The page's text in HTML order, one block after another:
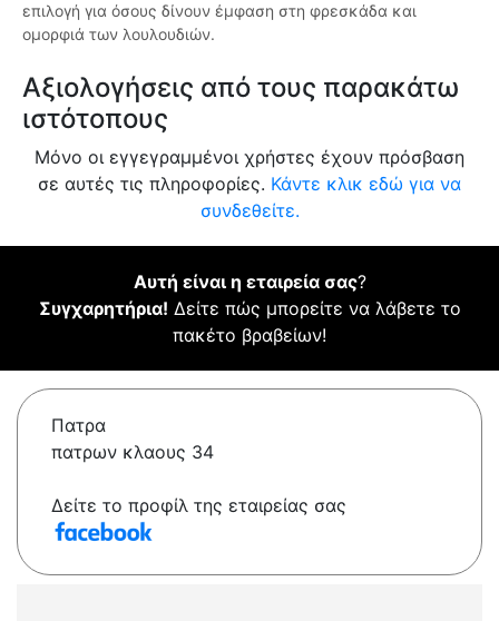
επιλογή για όσους δίνουν έμφαση στη φρεσκάδα και
ομορφιά των λουλουδιών.
Αξιολογήσεις από τους παρακάτω
ιστότοπους
Μόνο οι εγγεγραμμένοι χρήστες έχουν πρόσβαση
σε αυτές τις πληροφορίες. Κάντε κλικ εδώ για να
συνδεθείτε.
Αυτή είναι η εταιρεία σας?
Συγχαρητήρια! Δείτε πώς μπορείτε να λάβετε το
πακέτο βραβείων!
Πατρα
πατρων κλαους 34
Δείτε το προφίλ της εταιρείας σας